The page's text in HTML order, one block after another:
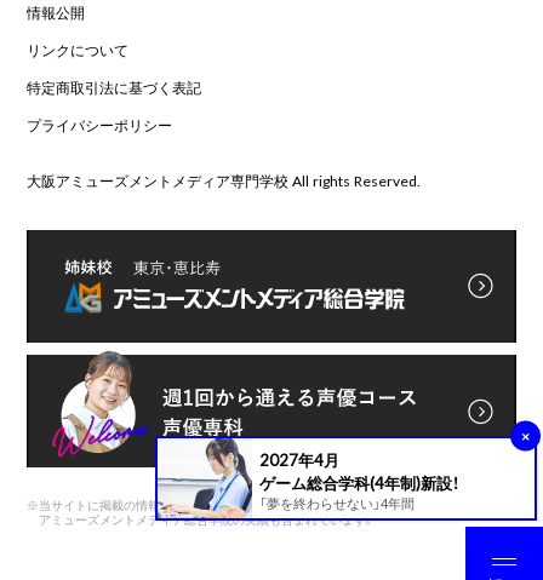
2027年4月
ゲーム総合学科(4年制)新設！
「夢を終わらせない」4年間
×
情報公開
リンクについて
特定商取引法に基づく表記
プライバシーポリシー
大阪アミューズメントメディア専門学校 All rights Reserved.
※当サイトに掲載の情報は前身である
アミューズメントメディア総合学院の実績も含まれています。